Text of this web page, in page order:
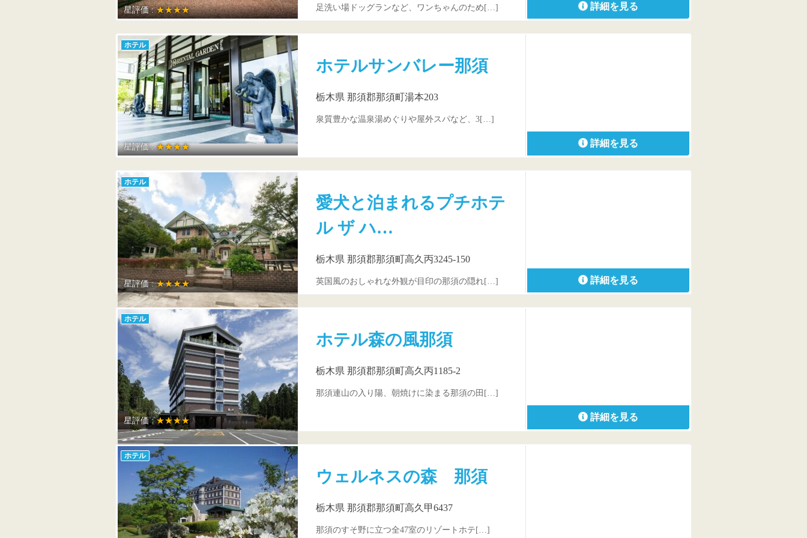
星評価 :★★★★ 足洗い場ドッグランなど、ワンちゃんのため[…] 詳細を見る
ホテル
星評価 :★★★★
ホテルサンバレー那須
栃木県 那須郡那須町湯本203
泉質豊かな温泉湯めぐりや屋外スパなど、3[…]
詳細を見る
ホテル
星評価 :★★★★
愛犬と泊まれるプチホテ
ル ザ ハ…
栃木県 那須郡那須町高久丙3245-150
英国風のおしゃれな外観が目印の那須の隠れ[…] 詳細を見る
ホテル
星評価 :★★★★
ホテル森の風那須
栃木県 那須郡那須町高久丙1185-2
那須連山の入り陽、朝焼けに染まる那須の田[…]
詳細を見る
ホテル
ウェルネスの森 那須
栃木県 那須郡那須町高久甲6437
那須のすそ野に立つ全47室のリゾートホテ[…]